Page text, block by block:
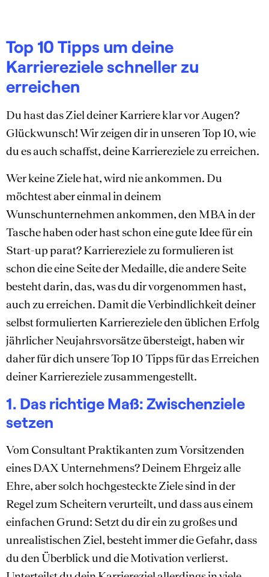
Top 10 Tipps um deine
Karriereziele schneller zu
erreichen
Du hast das Ziel deiner Karriere klar vor Augen?
Glückwunsch! Wir zeigen dir in unseren Top 10, wie
du es auch schaffst, deine Karriereziele zu erreichen.
Wer keine Ziele hat, wird nie ankommen. Du
möchtest aber einmal in deinem
Wunschunternehmen ankommen, den MBA in der
Tasche haben oder hast schon eine gute Idee für ein
Start-up parat? Karriereziele zu formulieren ist
schon die eine Seite der Medaille, die andere Seite
besteht darin, das, was du dir vorgenommen hast,
auch zu erreichen. Damit die Verbindlichkeit deiner
selbst formulierten Karriereziele den üblichen Erfolg
jährlicher Neujahrsvorsätze übersteigt, haben wir
daher für dich unsere Top 10 Tipps für das Erreichen
deiner Karriereziele zusammengestellt.
1. Das richtige Maß: Zwischenziele
setzen
Vom Consultant Praktikanten zum Vorsitzenden
eines DAX Unternehmens? Deinem Ehrgeiz alle
Ehre, aber solch hochgesteckte Ziele sind in der
Regel zum Scheitern verurteilt, und dass aus einem
einfachen Grund: Setzt du dir ein zu großes und
unrealistischen Ziel, besteht immer die Gefahr, dass
du den Überblick und die Motivation verlierst.